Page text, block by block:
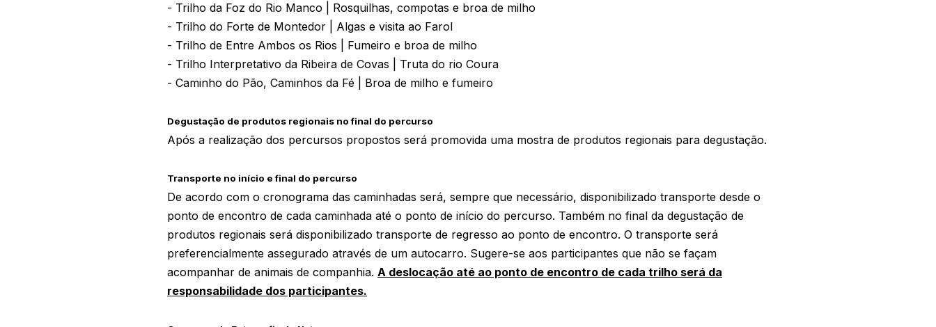
- Trilho da Foz do Rio Manco | Rosquilhas, compotas e broa de milho
- Trilho do Forte de Montedor | Algas e visita ao Farol
- Trilho de Entre Ambos os Rios | Fumeiro e broa de milho
- Trilho Interpretativo da Ribeira de Covas | Truta do rio Coura
- Caminho do Pão, Caminhos da Fé | Broa de milho e fumeiro
Degustação de produtos regionais no final do percurso
Após a realização dos percursos propostos será promovida uma mostra de produtos regionais para degustação.
Transporte no início e final do percurso
De acordo com o cronograma das caminhadas será, sempre que necessário, disponibilizado transporte desde o
ponto de encontro de cada caminhada até o ponto de início do percurso. Também no final da degustação de
produtos regionais será disponibilizado transporte de regresso ao ponto de encontro. O transporte será
preferencialmente assegurado através de um autocarro. Sugere-se aos participantes que não se façam
acompanhar de animais de companhia. A deslocação até ao ponto de encontro de cada trilho será da
responsabilidade dos participantes.